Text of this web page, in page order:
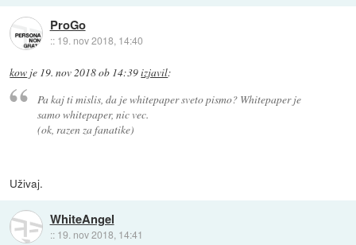
ProGo
:: 19. nov 2018, 14:40
kow je 19. nov 2018 ob 14:39izjavil:
Pa kaj ti mislis, da je whitepaper sveto pismo? Whitepaper je
samo whitepaper, nic vec.
(ok, razen za fanatike)
Uživaj.
WhiteAngel
:: 19. nov 2018, 14:41